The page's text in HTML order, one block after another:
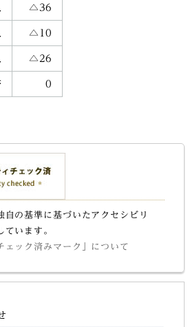
△36
△10
△26
0
自の基準に基づいたアクセシビリ
ています。
ェック済みマーク」について